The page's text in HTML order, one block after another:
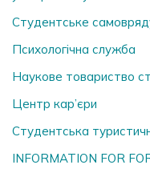
Студентське
Психологічна служба
Наукове товариство
Центр кар’єри
Студентська
INFORMATION FOR